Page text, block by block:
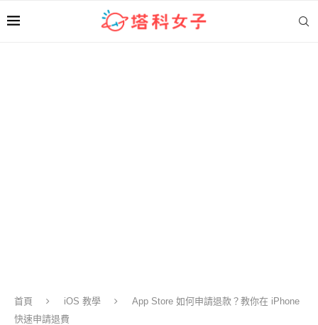
首頁 iOS 教學
App Store 如何申請退款？教你在 iPhone
快速申請退費